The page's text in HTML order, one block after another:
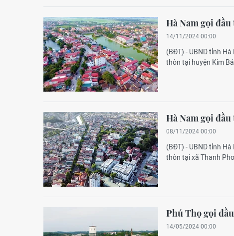
Hà Nam gọi
14/11/2024 00:00
(BĐT) - UBND tỉnh
thôn tại huyện Kim
Hà Nam gọi đầu
08/11/2024 00:00
(BĐT) - UBND tỉnh
thôn tại xã Thanh
Phú Thọ gọi
14/05/2024 00:00